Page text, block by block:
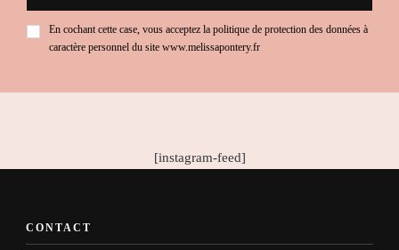
En cochant cette case, vous acceptez la politique de protection des données à
caractère personnel du site www.melissapontery.fr
[instagram-feed]
CONTACT